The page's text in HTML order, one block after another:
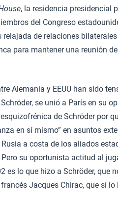
, la residencia presidencial
del Congreso
relajada de relaciones
para mantener una reunión
Alemania y EEUU han sido
se unió a París en su
de Schröder por
en sí mismo” en asuntos
a costa de los aliados
su oportunista actitud al
es lo que hizo a Schröder, que
Jacques Chirac, que sí lo